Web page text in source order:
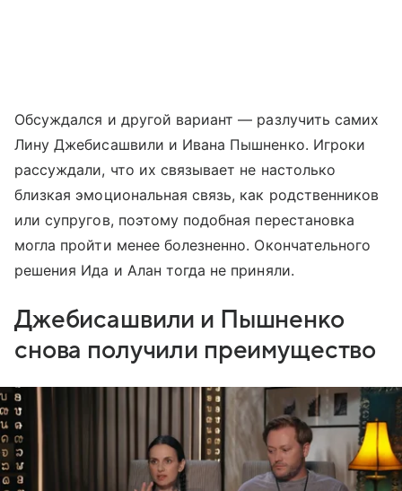
Обсуждался и другой вариант — разлучить самих
Лину Джебисашвили и Ивана Пышненко. Игроки
рассуждали, что их связывает не настолько
близкая эмоциональная связь, как родственников
или супругов, поэтому подобная перестановка
могла пройти менее болезненно. Окончательного
решения Ида и Алан тогда не приняли.
Джебисашвили и Пышненко
снова получили преимущество